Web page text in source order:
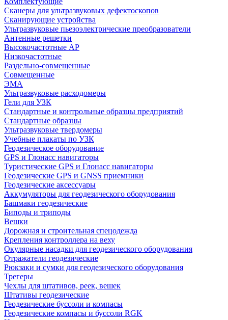
Сканеры для ультразвуковых дефектоскопов
Сканирующие устройства
Ультразвуковые пьезоэлектрические преобразователи
Антенные решетки
Высокочастотные АР
Низкочастотные
Раздельно-совмещенные
Совмещенные
ЭМА
Ультразвуковые расходомеры
Гели для УЗК
Стандартные и контрольные образцы предприятий
Стандартные образцы
Ультразвуковые твердомеры
Учебные плакаты по УЗК
Геодезическое оборудование
GPS и Глонасс навигаторы
Туристические GPS и Глонасс навигаторы
Геодезические GPS и GNSS приемники
Геодезические аксессуары
Аккумуляторы для геодезического оборудования
Башмаки геодезические
Биподы и триподы
Вешки
Дорожная и строительная спецодежда
Крепления контроллера на веху
Окулярные насадки для геодезического оборудования
Отражатели геодезические
Рюкзаки и сумки для геодезического оборудования
Трегеры
Чехлы для штативов, реек, вешек
Штативы геодезические
Геодезические буссоли и компасы
Геодезические компасы и буссоли RGK